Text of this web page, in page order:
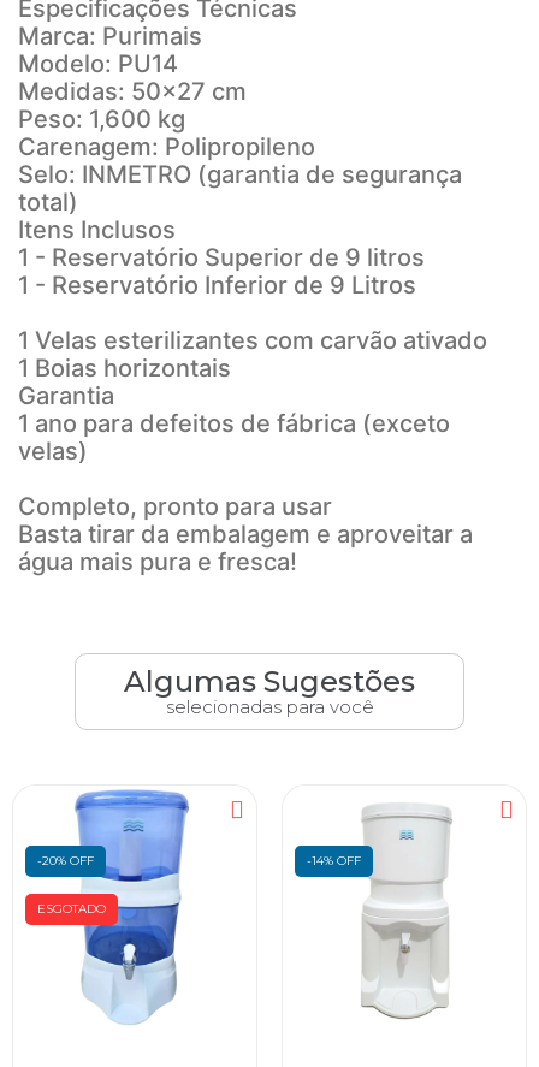
Especificações Técnicas
Marca: Purimais
Modelo: PU14
Medidas: 50x27 cm
Peso: 1,600 kg
Carenagem: Polipropileno
Selo: INMETRO (garantia de segurança
total)
Itens Inclusos
1 - Reservatório Superior de 9 litros
1 - Reservatório Inferior de 9 Litros
1 Velas esterilizantes com carvão ativado
1 Boias horizontais
Garantia
1 ano para defeitos de fábrica (exceto
velas)
Completo, pronto para usar
Basta tirar da embalagem e aproveitar a
água mais pura e fresca!
Algumas Sugestões
selecionadas para você
ESGOTADO
-20% OFF -14% OFF